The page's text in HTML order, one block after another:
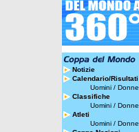
Notizie
Calendario/Risultati
Uomini / Donne
Classifiche
Uomini / Donne
Atleti
Uomini / Donne